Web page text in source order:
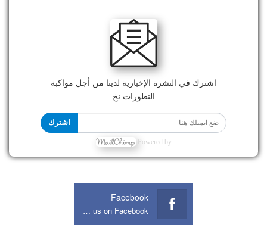
اشترك في النشرة الإخبارية لدينا من أجل مواكبة
التطورات.نخ
اشترك
Powered by
Facebook
Join us on Facebook